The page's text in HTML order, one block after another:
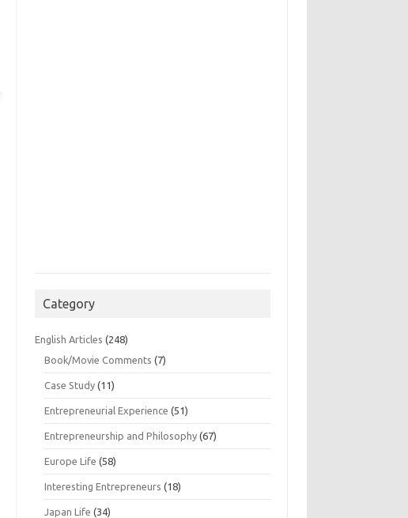
Category
English Articles (248)
Book/Movie Comments (7)
Case Study (11)
Entrepreneurial Experience (51)
Entrepreneurship and Philosophy (67)
Europe Life (58)
Interesting Entrepreneurs (18)
Japan Life (34)